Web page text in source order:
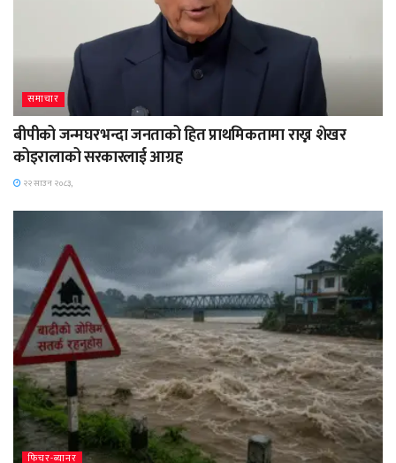
समाचार
बीपीको जन्मघरभन्दा जनताको हित प्राथमिकतामा राख्न शेखर
कोइरालाको सरकारलाई आग्रह
२२ साउन २०८३,
फिचर-ब्यानर